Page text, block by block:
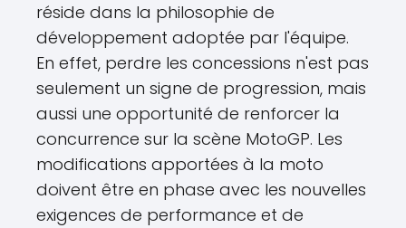
réside dans la philosophie de
développement adoptée par l'équipe.
En effet, perdre les concessions n'est pas
seulement un signe de progression, mais
aussi une opportunité de renforcer la
concurrence sur la scène MotoGP. Les
modifications apportées à la moto
doivent être en phase avec les nouvelles
exigences de performance et de